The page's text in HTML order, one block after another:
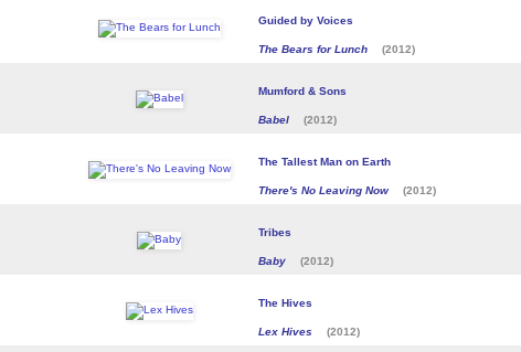
Guided by Voices
The Bears for Lunch (2012)
Mumford & Sons
Babel (2012)
The Tallest Man on Earth
There's No Leaving Now (2012)
Tribes
Baby (2012)
The Hives
Lex Hives (2012)